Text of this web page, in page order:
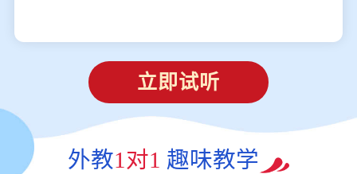
立即试听
外教1对1 趣味教学